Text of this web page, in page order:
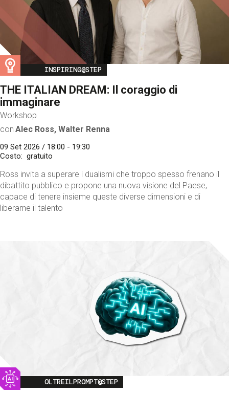
Image
INSPIRING@STEP
THE ITALIAN DREAM: Il coraggio di
immaginare
Workshop
con Alec Ross, Walter Renna
09 Set 2026 / 18:00 - 19:30
Costo
gratuito
Ross invita a superare i dualismi che troppo spesso frenano il
dibattito pubblico e propone una nuova visione del Paese,
capace di tenere insieme queste diverse dimensioni e di
liberarne il talento
Image
OLTREILPROMPT@STEP